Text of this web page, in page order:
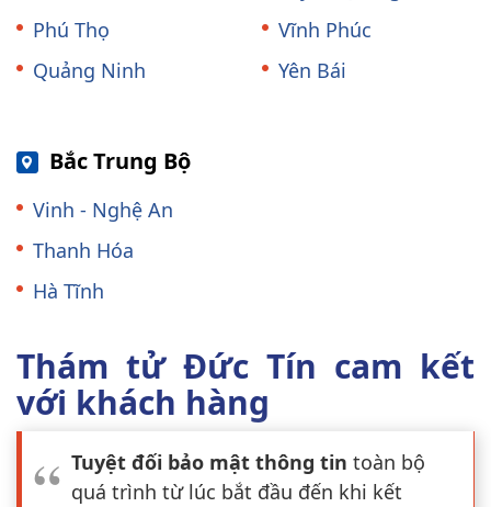
Phú Thọ
Quảng Ninh
Vĩnh Phúc
Yên Bái
Bắc Trung Bộ
Vinh - Nghệ An
Thanh Hóa
Hà Tĩnh
Thám tử Đức Tín cam kết
với khách hàng
Tuyệt đối bảo mật thông tin toàn bộ
quá trình từ lúc bắt đầu đến khi kết